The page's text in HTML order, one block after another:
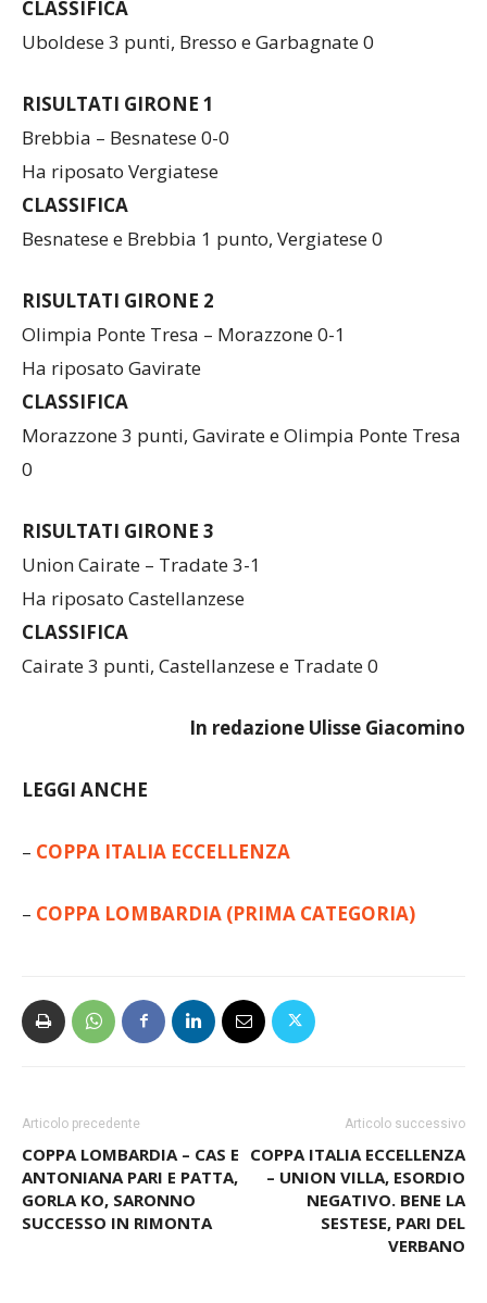
Ha riposato Bresso
CLASSIFICA
RISULTATI GIRONE 1
Brebbia – Besnatese 0-0
Ha riposato Vergiatese
CLASSIFICA
RISULTATI GIRONE 2
Olimpia Ponte Tresa – Morazzone 0-1
Ha riposato Gavirate
CLASSIFICA
Morazzone 3 punti, Gavirate e Olimpia Ponte Tresa
RISULTATI GIRONE 3
Union Cairate – Tradate 3-1
Ha riposato Castellanzese
CLASSIFICA
Articolo precedente
COPPA LOMBARDIA – CAS E
ANTONIANA PARI E PATTA,
Articolo successivo
COPPA ITALIA ECCELLENZA
– UNION VILLA, ESORDIO
NEGATIVO. BENE LA